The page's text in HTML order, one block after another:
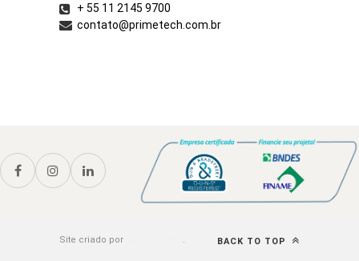
+ 55 11 2145 9700
contato@primetech.com.br
Site criado por . BACK TO TOP